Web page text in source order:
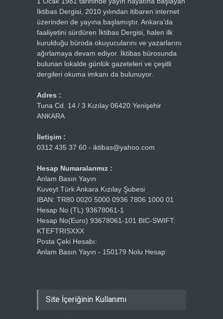
İktibas Dergisi, 2010 yılından itibaren internet
üzerinden de yayına başlamıştır. Ankara’da
faaliyetini sürdüren İktibas Dergisi, halen ilk
kurulduğu büroda okuyucularını ve yazarlarını
ağırlamaya devam ediyor. İktibas bürosunda
bulunan lokalde günlük gazeteleri ve çeşitli
dergileri okuma imkanı da bulunuyor.
Adres :
Tuna Cd. 14 / 3 Kızılay 06420 Yenişehir
ANKARA
İletişim :
0312 435 37 60 - iktibas@yahoo.com
Hesap Numaralarımız :
Anlam Basın Yayın
Kuveyt Türk Ankara Kızılay Şubesi
IBAN: TR80 0020 5000 0936 7806 1000 01
Hesap No (TL) 93678061-1
Hesap No(Euro) 93678061-101 BIC-SWIFT:
KTEFTRISXXX
Posta Çeki Hesabı:
Anlam Basın Yayın - 150179 Nolu Hesap
Site İçeriğinin Kullanımı